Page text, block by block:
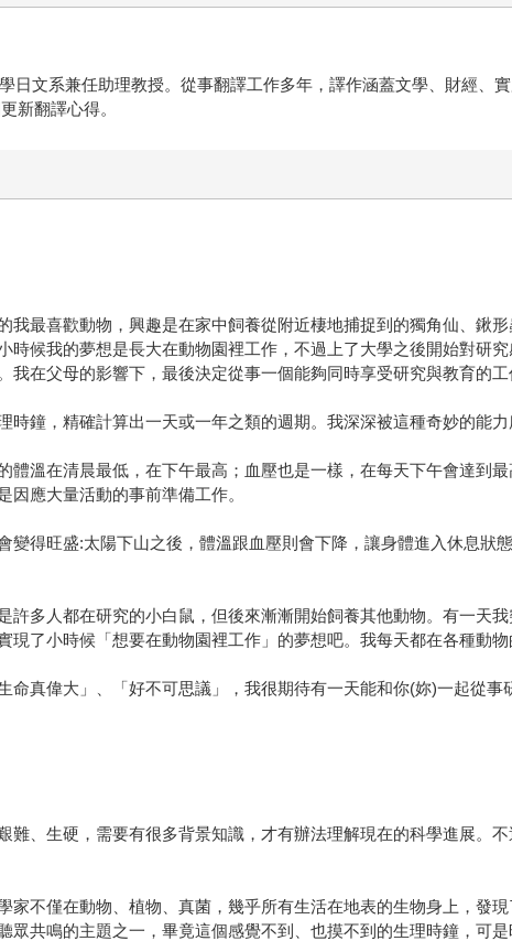
日文系兼任助理教授。從事翻譯工作多年，譯作涵蓋文學、財經、
新翻譯心得。
最喜歡動物，興趣是在家中飼養從附近棲地捕捉到的獨角仙、鍬
時候我的夢想是長大在動物園裡工作，不過上了大學之後開始對研
在父母的影響下，最後決定從事一個能夠同時享受研究與教育的工
鐘，精確計算出一天或一年之類的週期。我深深被這種奇妙的能
溫在清晨最低，在下午最高；血壓也是一樣，在每天下午會達到
應大量活動的事前準備工作。
變得旺盛:太陽下山之後，體溫跟血壓則會下降，讓身體進入休息狀
多人都在研究的小白鼠，但後來漸漸開始飼養其他動物。有一天
了小時候「想要在動物園裡工作」的夢想吧。我每天都在各種動物
真偉大」、「好不可思議」，我很期待有一天能和你(妳)一起從事
難、生硬，需要有很多背景知識，才有辦法理解現在的科學進展。
家不僅在動物、植物、真菌，幾乎所有生活在地表的生物身上，發
眾共鳴的主題之一，畢竟這個感覺不到、也摸不到的生理時鐘，可